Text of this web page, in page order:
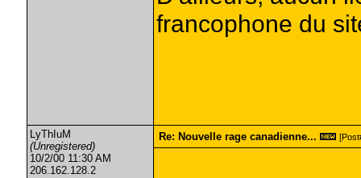
francophone du
LyThIuM
(Unregistered)
10/2/00 11:30 AM
206.162.128.2
Re: Nouvelle rage canadienne...